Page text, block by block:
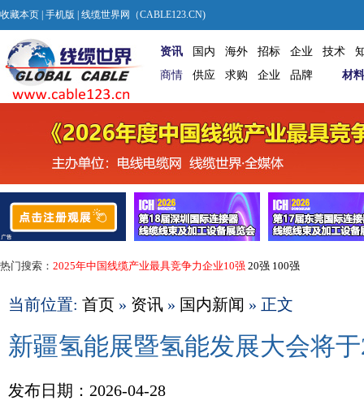
收藏本页 手机版 | 线缆世界网（CABLE123.CN)
资讯 国内 海外 招标 企业 技术
商情
供应 求购 企业 品牌 材料
热门搜索： 2025年中国线缆产业最具竞争力企业10强 20强 100强
当前位置: 首页 » 资讯 » 国内新闻 » 正文
新疆氢能展暨氢能发展大会将
发布日期：2026-04-28